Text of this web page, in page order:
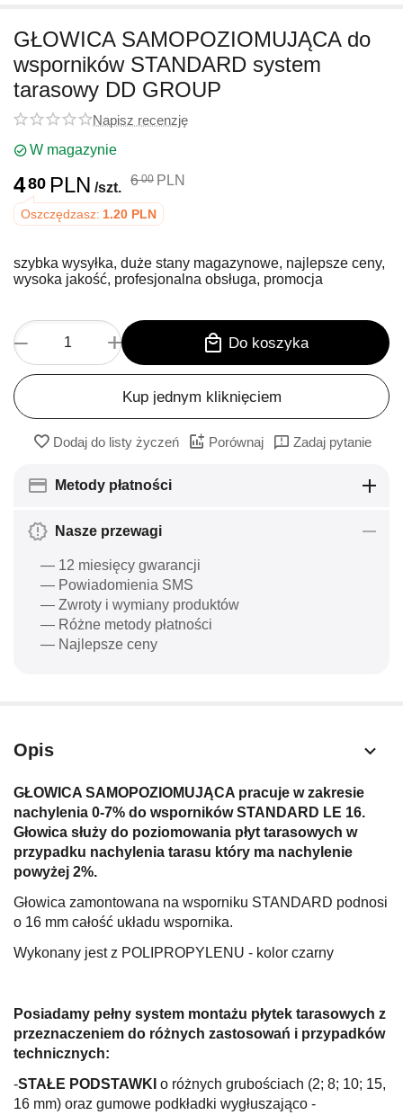
GŁOWICA SAMOPOZIOMUJĄCA do
wsporników STANDARD system
tarasowy DD GROUP
Napisz recenzję
W magazynie
480 PLN /szt. 6 00 PLN
Oszczędzasz: 1.20 PLN
szybka wysyłka, duże stany magazynowe, najlepsze ceny,
wysoka jakość, profesjonalna obsługa, promocja
+
− Do koszyka
Kup jednym kliknięciem
Dodaj do listy życzeń Porównaj Zadaj pytanie
Metody płatności
Nasze przewagi
— 12 miesięcy gwarancji
— Powiadomienia SMS
— Zwroty i wymiany produktów
— Różne metody płatności
— Najlepsze ceny
Opis
GŁOWICA SAMOPOZIOMUJĄCA pracuje w zakresie
nachylenia 0-7% do wsporników STANDARD LE 16.
Głowica służy do poziomowania płyt tarasowych w
przypadku nachylenia tarasu który ma nachylenie
powyżej 2%.
Głowica zamontowana na wsporniku STANDARD podnosi
o 16 mm całość układu wspornika.
Wykonany jest z POLIPROPYLENU - kolor czarny
Posiadamy pełny system montażu płytek tarasowych z
przeznaczeniem do różnych zastosowań i przypadków
technicznych:
-STAŁE PODSTAWKI o różnych grubościach (2; 8; 10; 15,
16 mm) oraz gumowe podkładki wygłuszająco -